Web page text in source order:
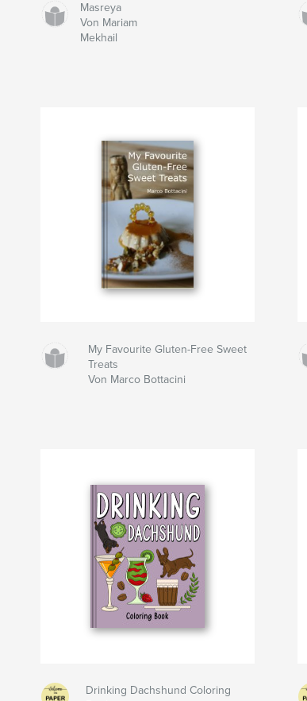
Masreya
Von Mariam
Mekhail
My Favourite Gluten-Free Sweet
Treats
Von Marco Bottacini
Drinking Dachshund Coloring